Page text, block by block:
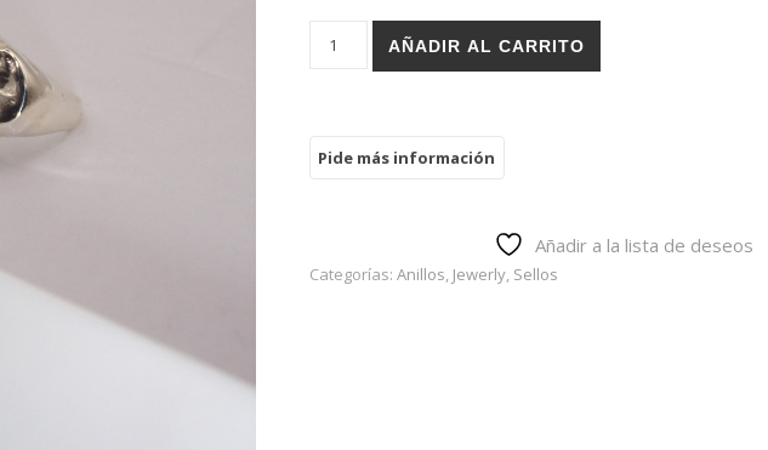
Sello Lucía cantidadAÑADIR AL CARRITO
Añadir a la lista de deseos
Categorías: Anillos, Jewerly, Sellos